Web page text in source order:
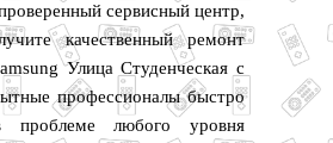
сервисный центр,
качественный ремонт
Улица Студенческая с
профессионалы быстро
проблеме любого уровня